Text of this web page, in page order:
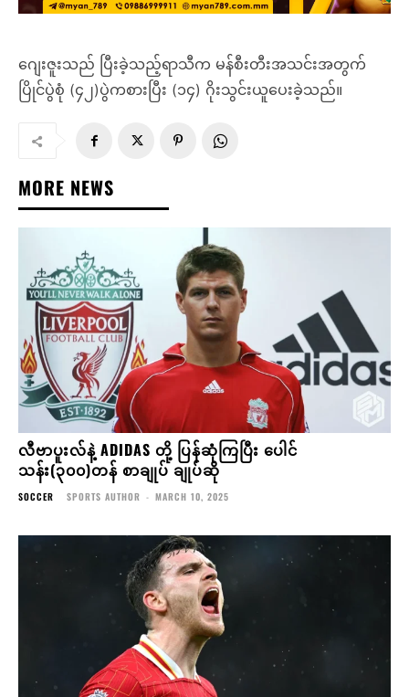
ဂျေးဇူးသည် ပြီးခဲ့သည့်ရာသီက မန်စီးတီးအသင်းအတွက်
ပြိုင်ပွဲစုံ (၄၂)ပွဲကစားပြီး (၁၄) ဂိုးသွင်းယူပေးခဲ့သည်။
MORE NEWS
လီဗာပူးလ်နဲ့ ADIDAS တို့ ပြန်ဆုံကြပြီး ပေါင်
သန်း(၃၀၀)တန် စာချုပ် ချုပ်ဆို
SOCCER SPORTS AUTHOR - MARCH 10, 2025